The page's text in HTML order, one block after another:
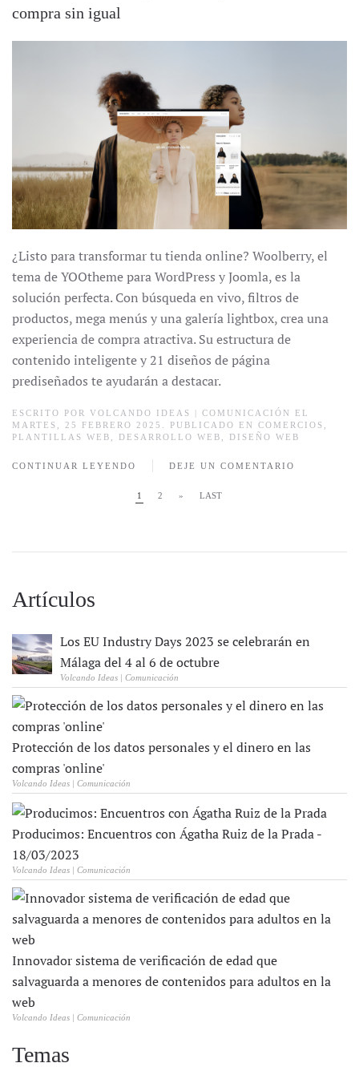
compra sin igual
¿Listo para transformar tu tienda online? Woolberry, el
tema de YOOtheme para WordPress y Joomla, es la
solución perfecta. Con búsqueda en vivo, filtros de
productos, mega menús y una galería lightbox, crea una
experiencia de compra atractiva. Su estructura de
contenido inteligente y 21 diseños de página
prediseñados te ayudarán a destacar.
ESCRITO POR VOLCANDO IDEAS | COMUNICACIÓN
EL
MARTES, 25 FEBRERO 2025. PUBLICADO EN COMERCIOS
PLANTILLAS WEB
DESARROLLO WEB DISEÑO WEB
CONTINUAR LEYENDO DEJE UN COMENTARIO
1 2 » LAST
Artículos
Los EU Industry Days 2023 se celebrarán en
Málaga del 4 al 6 de octubre
Volcando Ideas | Comunicación
Protección de los datos personales y el dinero en las
compras 'online'
Volcando Ideas | Comunicación
Producimos: Encuentros con Ágatha Ruiz de la Prada -
18/03/2023
Volcando Ideas | Comunicación
Innovador sistema de verificación de edad que
salvaguarda a menores de contenidos para adultos en la
web
Volcando Ideas | Comunicación
Temas